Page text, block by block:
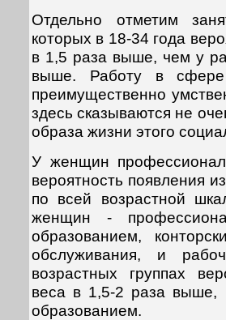
Отдельно отметим
которых в 18-34 года
в 1,5 раза выше, чем у
выше. Работу в сфере
преимущественно
здесь сказываются не
образа жизни этого
У женщин
вероятность появления
по всей возрастной
женщин -
образованием,
обслуживания, и
возрастных группах
веса в 1,5-2 раза
образованием.